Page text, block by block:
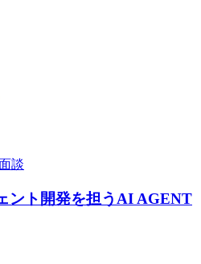
談
ント開発を担うAI AGENT